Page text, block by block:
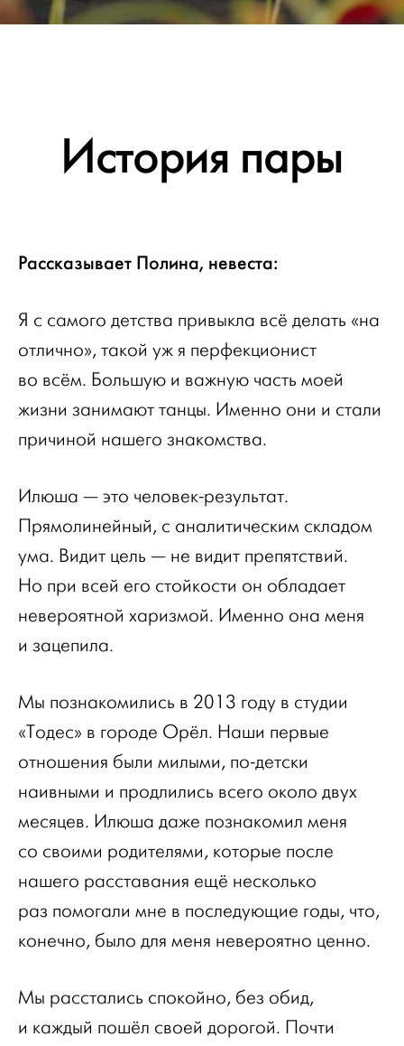
История пары
Рассказывает Полина, невеста:
Я с самого детства привыкла всё делать «на
отлично», такой уж я перфекционист
во всём. Большую и важную часть моей
жизни занимают танцы. Именно они и стали
причиной нашего знакомства.
Илюша — это человек-результат.
Прямолинейный, с аналитическим складом
ума. Видит цель — не видит препятствий.
Но при всей его стойкости он обладает
невероятной харизмой. Именно она меня
и зацепила.
Мы познакомились в 2013 году в студии
«Тодес» в городе Орёл. Наши первые
отношения были милыми, по-детски
наивными и продлились всего около двух
месяцев. Илюша даже познакомил меня
со своими родителями, которые после
нашего расставания ещё несколько
раз помогали мне в последующие годы, что,
конечно, было для меня невероятно ценно.
Мы расстались спокойно, без обид,
и каждый пошёл своей дорогой. Почти